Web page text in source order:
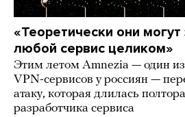
«Теоретически они
любой сервис целиком»
Этим летом Amnezia — один
VPN-сервисов у россиян —
атаку, которая длилась
разработчика сервиса